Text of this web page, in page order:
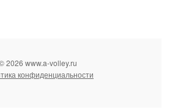
2026 www.a-volley.ru
конфиденциальности